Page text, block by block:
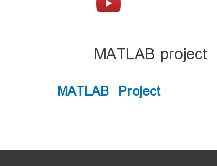
MATLAB project
MATLAB Project